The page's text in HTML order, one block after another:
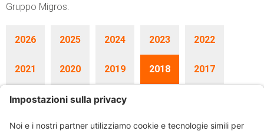
Gruppo Migros.
2026 2025 2024 2023 2022
2021 2020 2019 2018 2017
2016 2015